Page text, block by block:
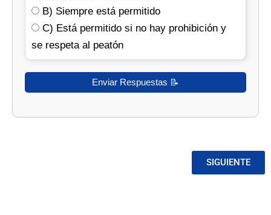
B) Siempre está permitido
C) Está permitido si no hay prohibición y
se respeta al peatón
SIGUIENTE